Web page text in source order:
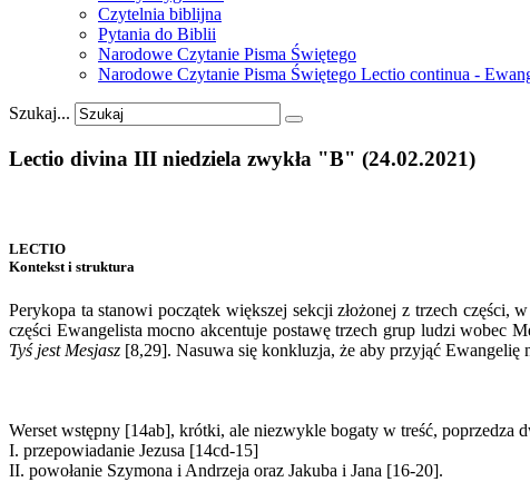
Czytelnia biblijna
Pytania do Biblii
Narodowe Czytanie Pisma Świętego
Narodowe Czytanie Pisma Świętego Lectio continua -
Szukaj...
Lectio divina III niedziela zwykła "B" (24.02.2021)
LECTIO
Kontekst i struktura
Perykopa ta stanowi początek większej sekcji złożonej z trzech
części Ewangelista mocno akcentuje postawę trzech grup ludzi wobec
Tyś jest Mesjasz [8,29]. Nasuwa się konkluzja, że aby przyjąć Ewangelię
Werset wstępny [14ab], krótki, ale niezwykle bogaty w treść, poprzedza
I. przepowiadanie Jezusa [14cd-15]
II. powołanie Szymona i Andrzeja oraz Jakuba i Jana [16-20].